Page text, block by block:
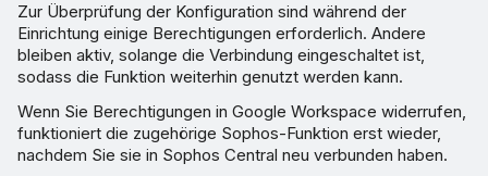
Zur Überprüfung der Konfiguration sind während der
Einrichtung einige Berechtigungen erforderlich. Andere
bleiben aktiv, solange die Verbindung eingeschaltet ist,
sodass die Funktion weiterhin genutzt werden kann.
Wenn Sie Berechtigungen in Google Workspace widerrufen,
funktioniert die zugehörige Sophos-Funktion erst wieder,
nachdem Sie sie in Sophos Central neu verbunden haben.